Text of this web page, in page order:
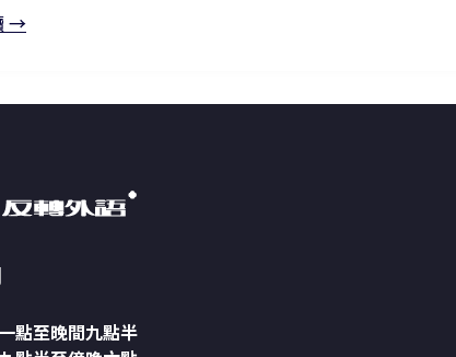
→
點至晚間九點半